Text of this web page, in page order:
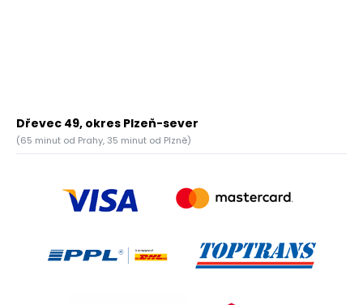
Dřevec 49, okres Plzeň-sever
(65 minut od Prahy, 35 minut od Plzně)